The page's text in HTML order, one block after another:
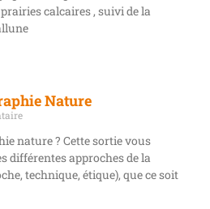
calcaires , suivi de la
Nature
nature ? Cette sortie vous
différentes approches de la
technique, étique), que ce soit